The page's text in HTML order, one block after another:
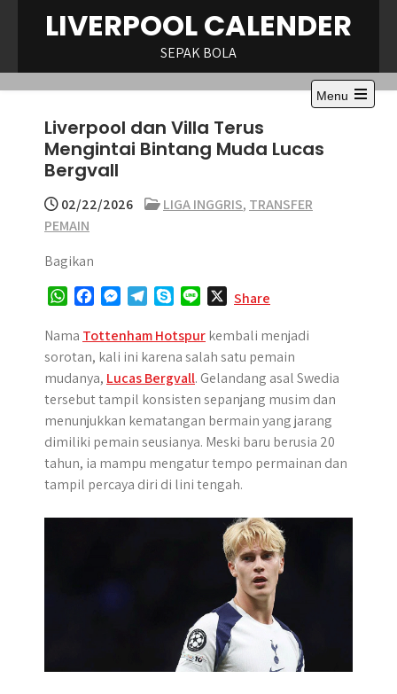
LIVERPOOL CALENDER
SEPAK BOLA
Menu
Open
Liverpool dan Villa Terus
Mengintai Bintang Muda Lucas
Bergvall
02/22/2026 LIGA INGGRIS, TRANSFER
PEMAIN
Bagikan
W
a
t
s
A
c
e
b
o
o
s
s
e
n
g
r
l
e
g
r
y
p
e
n
e
Share
Nama Tottenham Hotspurkembali menjadi
sorotan, kali ini karena salah satu pemain
mudanya, Lucas Bergvall. Gelandang asal Swedia
tersebut tampil konsisten sepanjang musim dan
menunjukkan kematangan bermain yang jarang
dimiliki pemain seusianya. Meski baru berusia 20
tahun, ia mampu mengatur tempo permainan dan
tampil percaya diri di lini tengah.